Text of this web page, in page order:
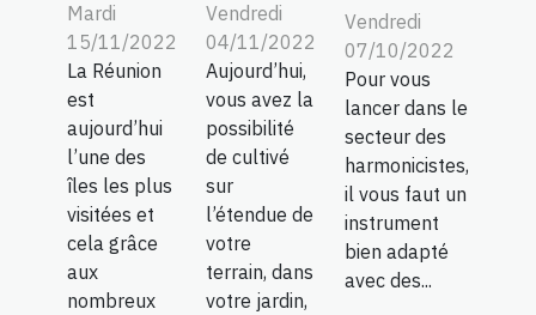
Mardi
15/11/2022
La Réunion
est
aujourd’hui
l’une des
îles les plus
visitées et
cela grâce
aux
nombreux
Vendredi
04/11/2022
Aujourd’hui,
vous avez la
possibilité
de cultivé
sur
l’étendue de
votre
terrain, dans
votre jardin,
Vendredi
07/10/2022
Pour vous
lancer dans le
secteur des
harmonicistes,
il vous faut un
instrument
bien adapté
avec des...